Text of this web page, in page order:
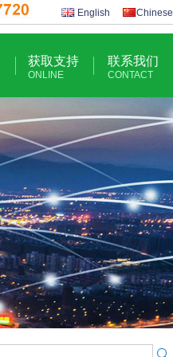
English Chinese
获取支持
ONLINE
联系我们
CONTACT